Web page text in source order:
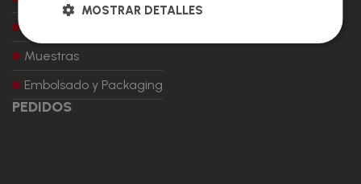
Muestras
Embolsado y Packaging
PEDIDOS
MOSTRAR DETALLES